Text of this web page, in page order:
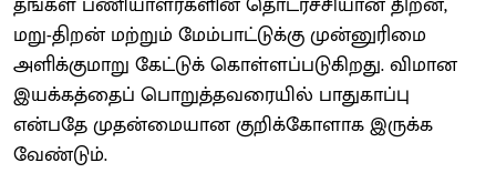
மறு-திறன் மற்றும் மேம்பாட்டுக்கு முன்னுரிமை
அளிக்குமாறு கேட்டுக் கொள்ளப்படுகிறது. விமான
இயக்கத்தைப் பொறுத்தவரையில் பாதுகாப்பு
என்பதே முதன்மையான குறிக்கோளாக இருக்க
வேண்டும்.